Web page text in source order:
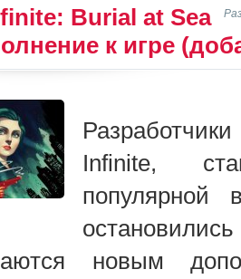
Burial at Sea
к игре
Infinite,
новым